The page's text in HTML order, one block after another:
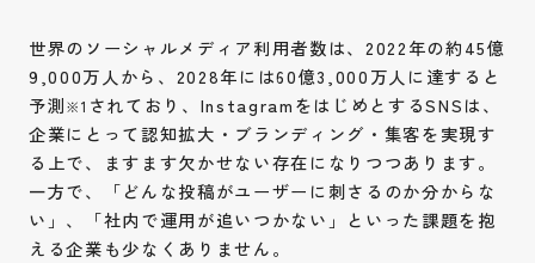
世界のソーシャルメディア利用者数は、2022年の約45億
9,000万人から、2028年には60億3,000万人に達すると
予測※1 されており、InstagramをはじめとするSNSは、
企業にとって認知拡大・ブランディング・集客を実現す
る上で、ますます欠かせない存在になりつつあります。
一方で、「どんな投稿がユーザーに刺さるのか分からな
い」、「社内で運用が追いつかない」といった課題を抱
える企業も少なくありません。